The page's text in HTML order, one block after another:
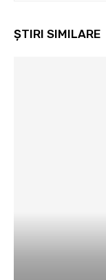
ȘTIRI SIMILARE